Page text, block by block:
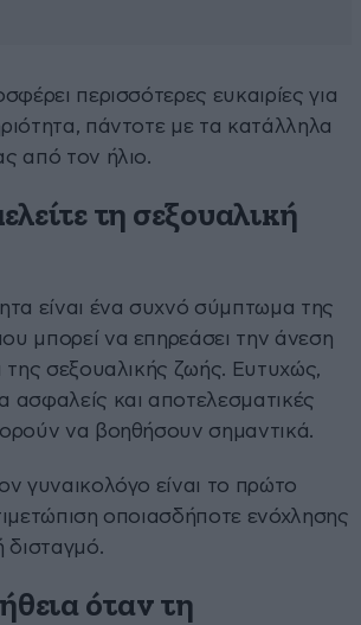
περισσότερες ευκαιρίες για
πάντοτε με τα κατάλληλα
από τον ήλιο.
τη σεξουαλική
είναι ένα συχνό σύμπτωμα της
μπορεί να επηρεάσει την άνεση
της σεξουαλικής ζωής. Ευτυχώς,
ασφαλείς και αποτελεσματικές
να βοηθήσουν σημαντικά.
γυναικολόγο είναι το πρώτο
οποιασδήποτε ενόχλησης
δισταγμό.
όταν τη